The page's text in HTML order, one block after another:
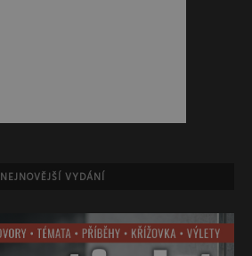
NEJNOVĚJŠÍ VYDÁNÍ